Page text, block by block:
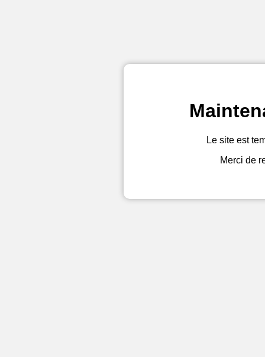
Le site est
Merci de